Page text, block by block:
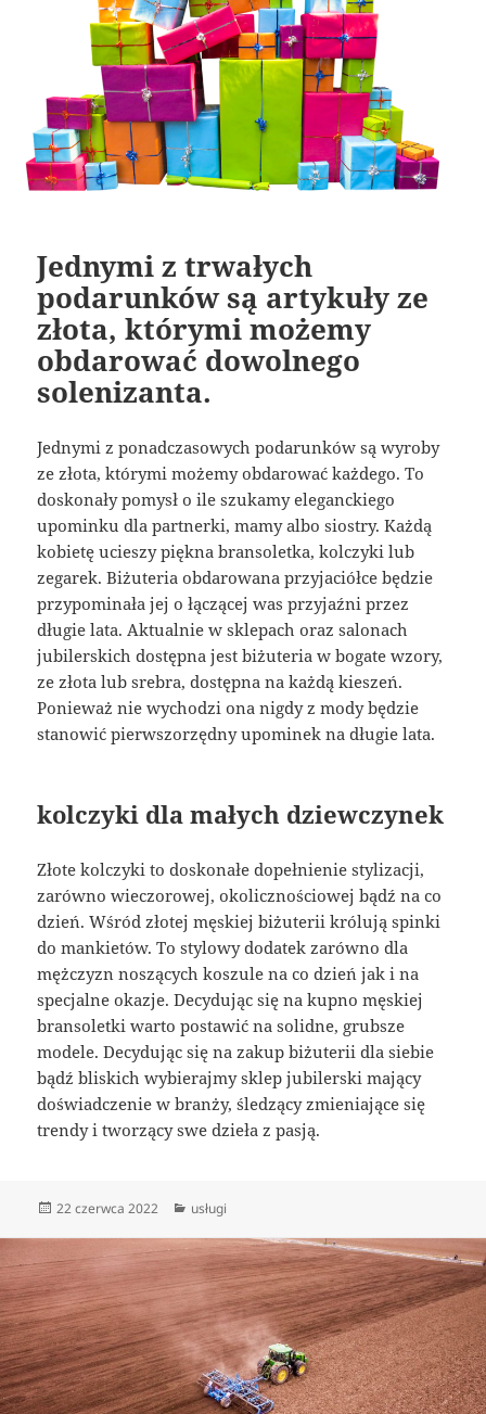
Jednymi z trwałych
podarunków są artykuły ze
złota, którymi możemy
obdarować dowolnego
solenizanta.
Jednymi z ponadczasowych podarunków są wyroby
ze złota, którymi możemy obdarować każdego. To
doskonały pomysł o ile szukamy eleganckiego
upominku dla partnerki, mamy albo siostry. Każdą
kobietę ucieszy piękna bransoletka, kolczyki lub
zegarek. Biżuteria obdarowana przyjaciółce będzie
przypominała jej o łączącej was przyjaźni przez
długie lata. Aktualnie w sklepach oraz salonach
jubilerskich dostępna jest biżuteria w bogate wzory,
ze złota lub srebra, dostępna na każdą kieszeń.
Ponieważ nie wychodzi ona nigdy z mody będzie
stanowić pierwszorzędny upominek na długie lata.
kolczyki dla małych dziewczynek
Złote kolczyki to doskonałe dopełnienie stylizacji,
zarówno wieczorowej, okolicznościowej bądź na co
dzień. Wśród złotej męskiej biżuterii królują spinki
do mankietów. To stylowy dodatek zarówno dla
mężczyzn noszących koszule na co dzień jak i na
specjalne okazje. Decydując się na kupno męskiej
bransoletki warto postawić na solidne, grubsze
modele. Decydując się na zakup biżuterii dla siebie
bądź bliskich wybierajmy sklep jubilerski mający
doświadczenie w branży, śledzący zmieniające się
trendy i tworzący swe dzieła z pasją.
Data
22 czerwca 2022 Kategorie
usługi